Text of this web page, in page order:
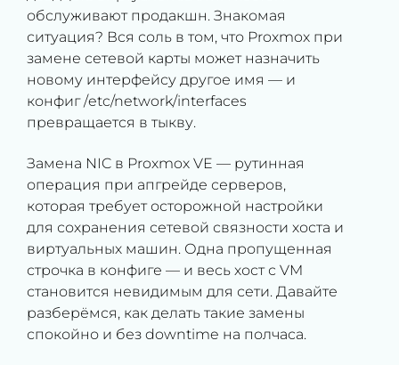
обслуживают продакшн. Знакомая
ситуация? Вся соль в том, что Proxmox при
замене сетевой карты может назначить
новому интерфейсу другое имя — и
конфиг /etc/network/interfaces
превращается в тыкву.
Замена NIC в Proxmox VE — рутинная
операция при апгрейде серверов,
которая требует осторожной настройки
для сохранения сетевой связности хоста и
виртуальных машин. Одна пропущенная
строчка в конфиге — и весь хост с VM
становится невидимым для сети. Давайте
разберёмся, как делать такие замены
спокойно и без downtime на полчаса.